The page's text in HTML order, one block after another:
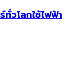
วโลกใช้ไฟฟ้า